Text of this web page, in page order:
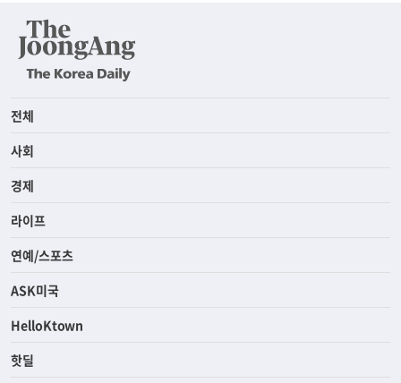
전체
사회
경제
라이프
연예/스포츠
ASK미국
HelloKtown
핫딜